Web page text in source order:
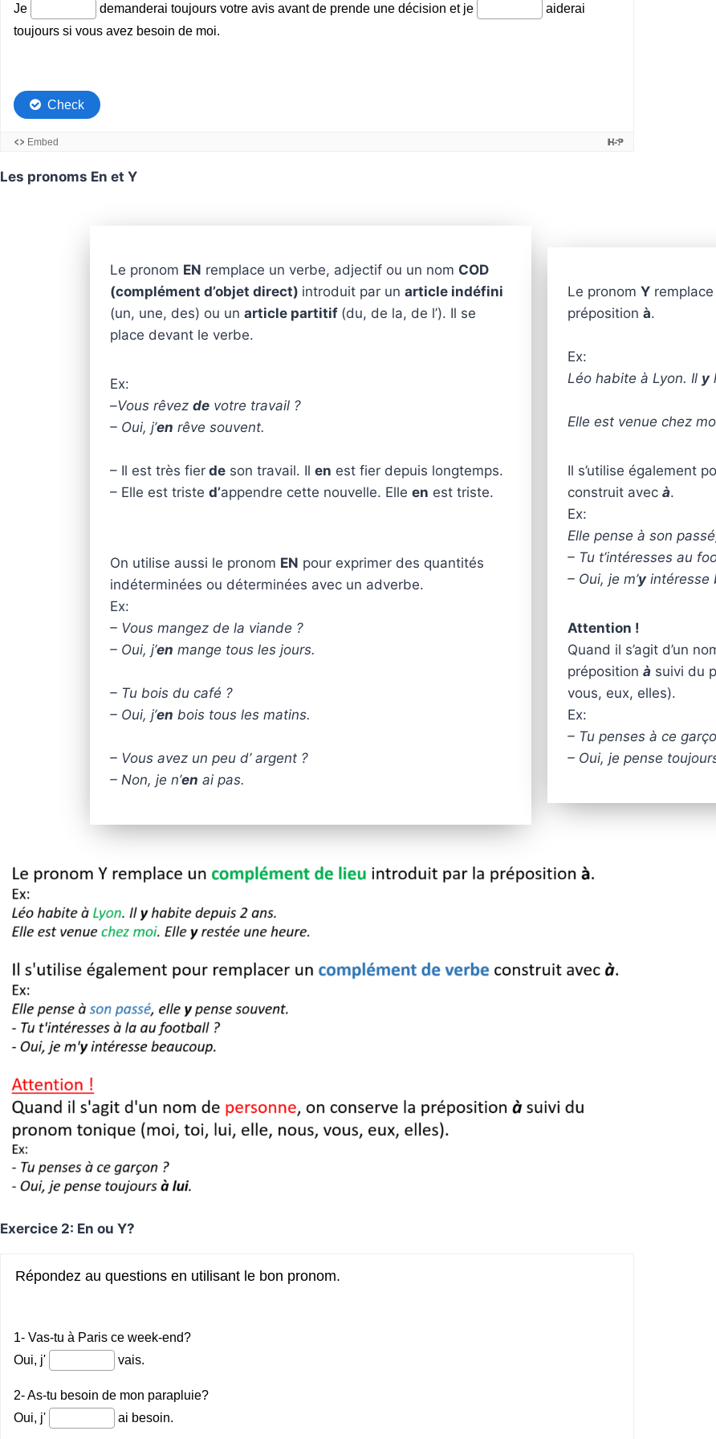
Les pronoms En et Y
Le pronom EN remplace un verbe, adjectif ou un nom COD
(complément d’objet direct) introduit par un article indéfini
(un, une, des) ou un article partitif (du, de la, de l’). Il se
place devant le verbe.
Ex:
–Vous rêvez de votre travail ?
– Oui, j’en rêve souvent.
– Il est très fier de son travail. Il en est fier depuis longtemps.
– Elle est triste d’appendre cette nouvelle. Elle en est triste.
On utilise aussi le pronom EN pour exprimer des quantités
indéterminées ou déterminées avec un adverbe.
Ex:
– Vous mangez de la viande ?
– Oui, j’en mange tous les jours.
– Tu bois du café ?
– Oui, j’en bois tous les matins.
– Vous avez un peu d’ argent ?
– Non, je n’en ai pas.
Le pronom Y
préposition à.
Ex:
Léo habite à Lyon. Il y
Elle est venue chez
Il s’utilise également
construit avec à.
Ex:
Elle pense à son
– Tu t’intéresses au
– Oui, je m’y intéresse
Attention !
Quand il s’agit d’un
préposition à suivi du
vous, eux, elles).
Ex:
– Tu penses à ce
– Oui, je pense
Exercice 2: En ou Y?